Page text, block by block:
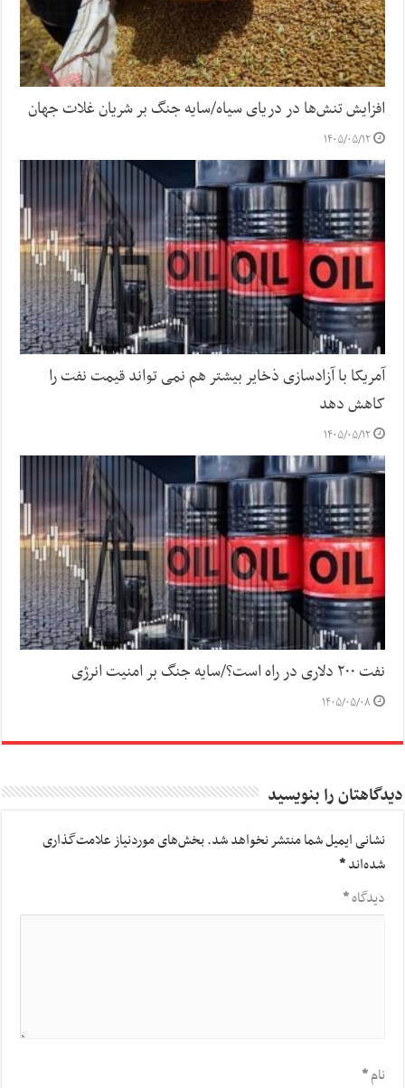
افزایش تنش‌ها در دریای سیاه/سایه جنگ بر شریان غلات جهان
۱۴۰۵/۰۵/۱۲
آمریکا با آزادسازی ذخایر بیشتر هم نمی تواند قیمت نفت را
کاهش دهد
۱۴۰۵/۰۵/۱۲
نفت ۲۰۰ دلاری در راه است؟/سایه جنگ بر امنیت انرژی
۱۴۰۵/۰۵/۰۸
دیدگاهتان را بنویسید
نشانی ایمیل شما منتشر نخواهد شد.بخش‌های موردنیاز علامت‌گذاری
شده‌اند*
دیدگاه*
نام*